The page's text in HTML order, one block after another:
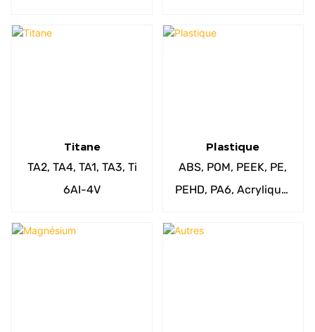
1045, 4130, 4150,
C3560, C2800, C2801,
Titane
TA2, TA4, TA1, TA3, Ti
6AI-4V
Plastique
ABS, POM, PEEK, PE,
PEHD, PA6, Acrylique,
PPS, PP, PS, PU, ​​PBT,